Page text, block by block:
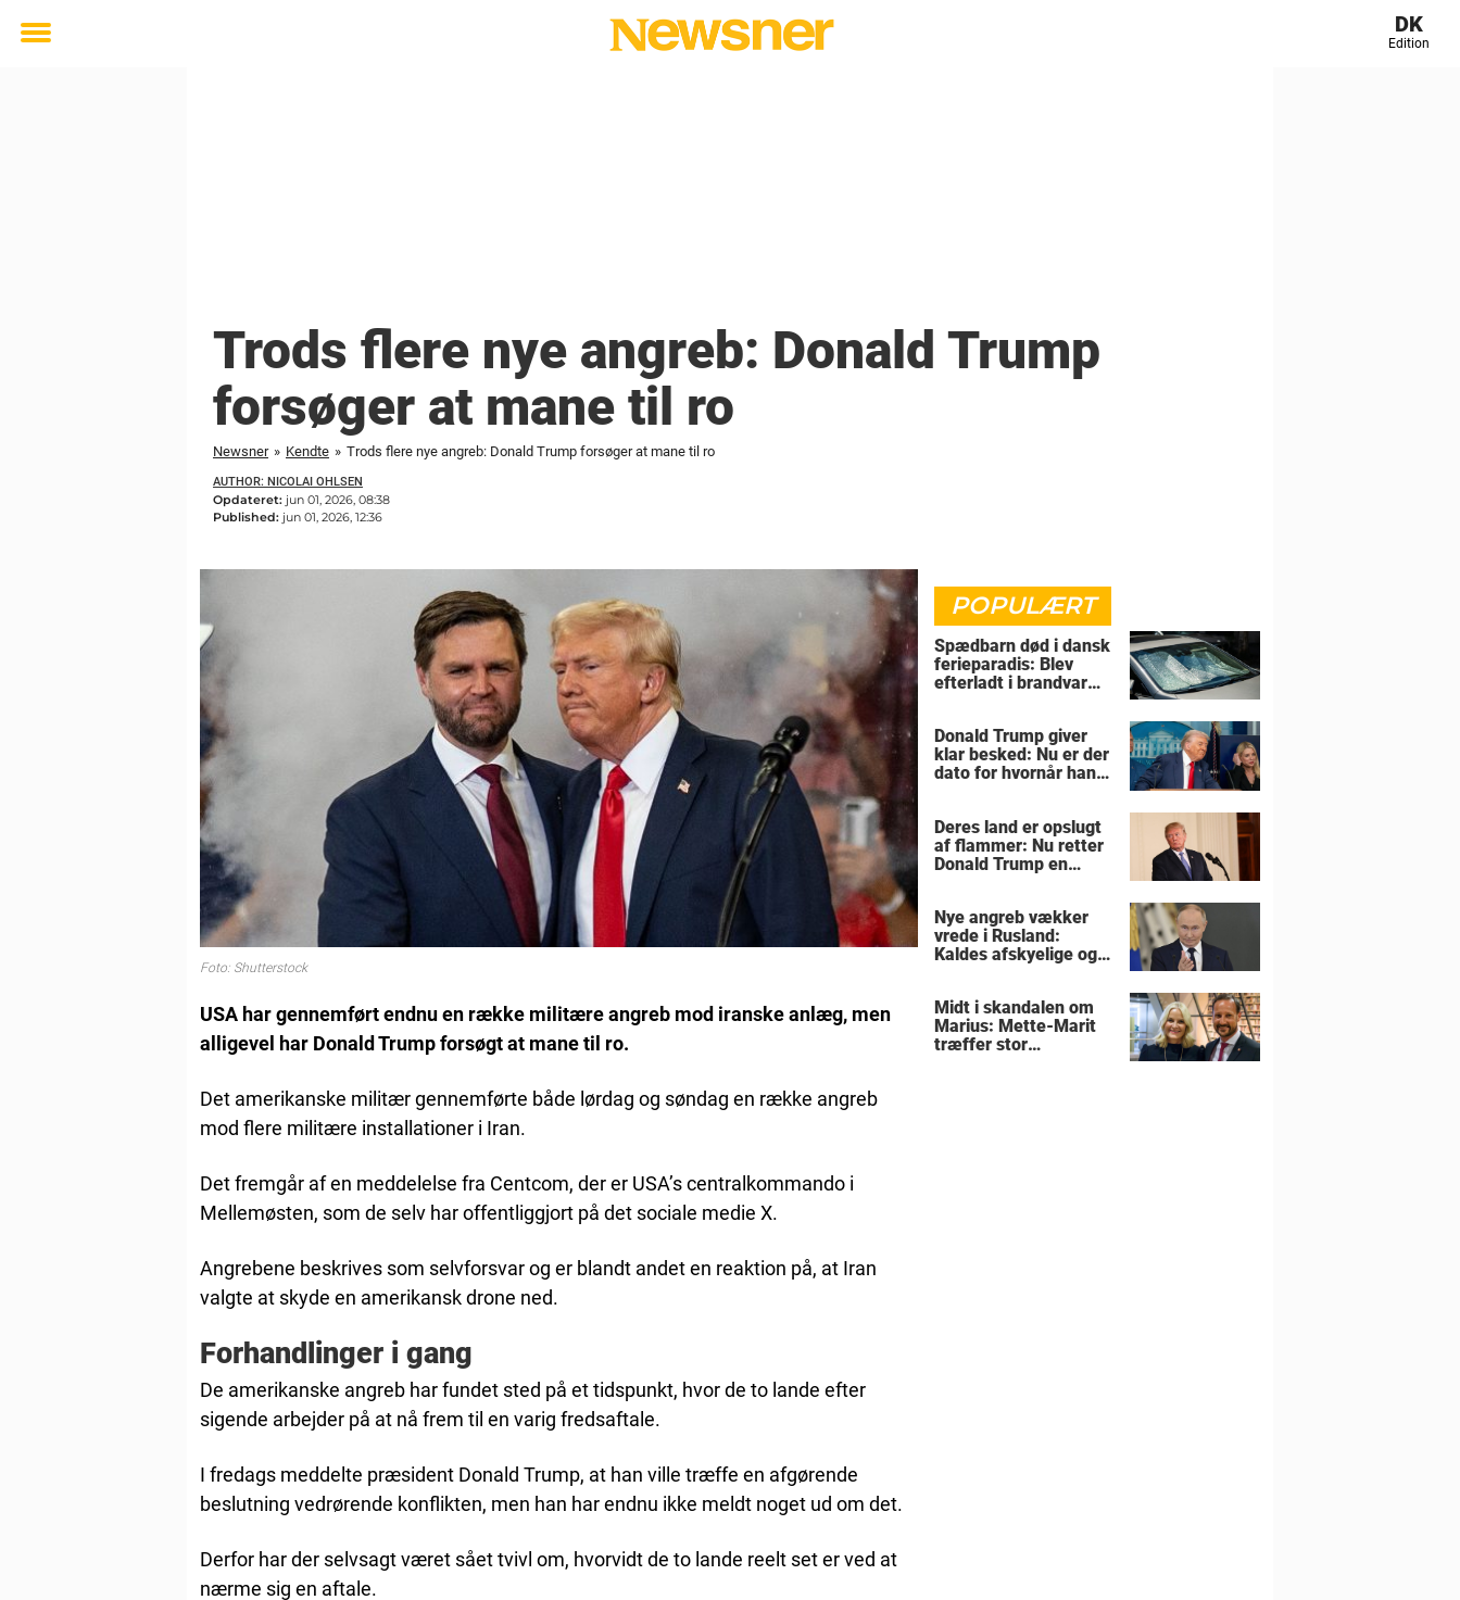
Toggle
DK
Edition
Trods flere nye angreb: Donald Trump
forsøger at mane til ro
Newsner » Kendte » Trods flere nye angreb: Donald Trump forsøger at mane til ro
AUTHOR: NICOLAI OHLSEN
Opdateret: jun 01, 2026, 08:38
Published: jun 01, 2026, 12:36
Foto: Shutterstock
USA har gennemført endnu en række militære angreb mod iranske anlæg, men
alligevel har Donald Trump forsøgt at mane til ro.
Det amerikanske militær gennemførte både lørdag og søndag en række angreb
mod flere militære installationer i Iran.
Det fremgår af en meddelelse fra Centcom, der er USA’s centralkommando i
Mellemøsten, som de selv har offentliggjort på det sociale medie X.
Angrebene beskrives som selvforsvar og er blandt andet en reaktion på, at Iran
valgte at skyde en amerikansk drone ned.
Forhandlinger i gang
De amerikanske angreb har fundet sted på et tidspunkt, hvor de to lande efter
sigende arbejder på at nå frem til en varig fredsaftale.
I fredags meddelte præsident Donald Trump, at han ville træffe en afgørende
beslutning vedrørende konflikten, men han har endnu ikke meldt noget ud om det.
Derfor har der selvsagt været sået tvivl om, hvorvidt de to lande reelt set er ved at
nærme sig en aftale.
POPULÆRT
Spædbarn død i dansk
ferieparadis: Blev
efterladt i brandvarm
Donald Trump giver
klar besked: Nu er der
dato for hvornår han
Deres land er opslugt
af flammer: Nu retter
Donald Trump en
Nye angreb vækker
vrede i Rusland:
Kaldes afskyelige og
Midt i skandalen om
Marius: Mette-Marit
træffer stor